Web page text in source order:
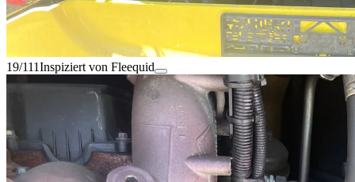
19/111Inspiziert von Fleequid